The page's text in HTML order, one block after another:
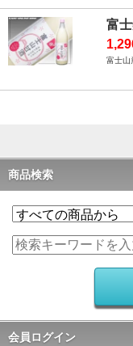
富
富士山
商品検索
会員ログイン